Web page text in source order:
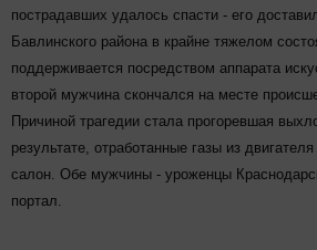
пострадавших удалось спасти - его
Бавлинского района в крайне тяжелом
поддерживается посредством аппарата
второй мужчина скончался на месте
Причиной трагедии стала прогоревшая
результате, отработанные газы из
салон. Обе мужчины - уроженцы
портал.